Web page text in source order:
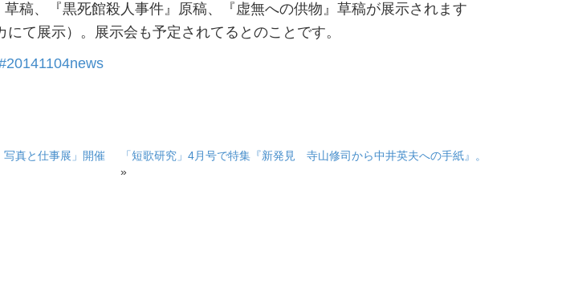
稿、『黒死館殺人事件』原稿、『虚無への供物』草稿が展示されます
て展示）。展示会も予定されてるとのことです。
真と仕事展」開催
「短歌研究」4月号で特集『新発見 寺山修司から中井英夫への手紙』。
»